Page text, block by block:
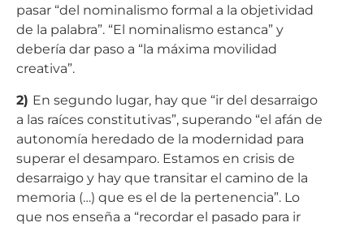
pasar “del nominalismo formal a la objetividad
de la palabra”. “El nominalismo estanca” y
debería dar paso a “la máxima movilidad
creativa”.
2) En segundo lugar, hay que “ir del desarraigo
a las raíces constitutivas”, superando “el afán de
autonomía heredado de la modernidad para
superar el desamparo. Estamos en crisis de
desarraigo y hay que transitar el camino de la
memoria (…) que es el de la pertenencia”. Lo
que nos enseña a “recordar el pasado para ir